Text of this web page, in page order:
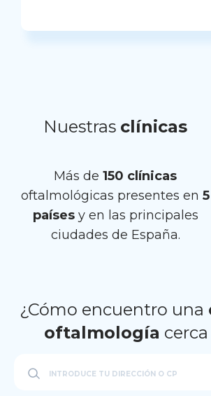
Nuestras clínicas
Más de 150 clínicas
oftalmológicas presentes en 5
paísesy en las principales
ciudades de España.
¿Cómo encuentro una
oftalmología